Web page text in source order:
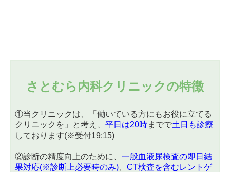
さとむら内科クリニックの特徴
①当クリニックは、「働いている方にもお役に立てる
クリニックを」と考え、 平日は20時までで土日も診療
しております(※受付19:15)
②診断の精度向上のために、 一般血液尿検査の即日結
果対応(※診断上必要時のみ)
CT検査を含むレントゲ